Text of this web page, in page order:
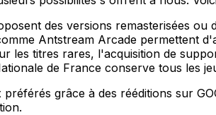
des versions remasterisées
Antstream Arcade permettent
les titres rares, l'acquisition de
de France conserve tous les
grâce à des rééditions sur